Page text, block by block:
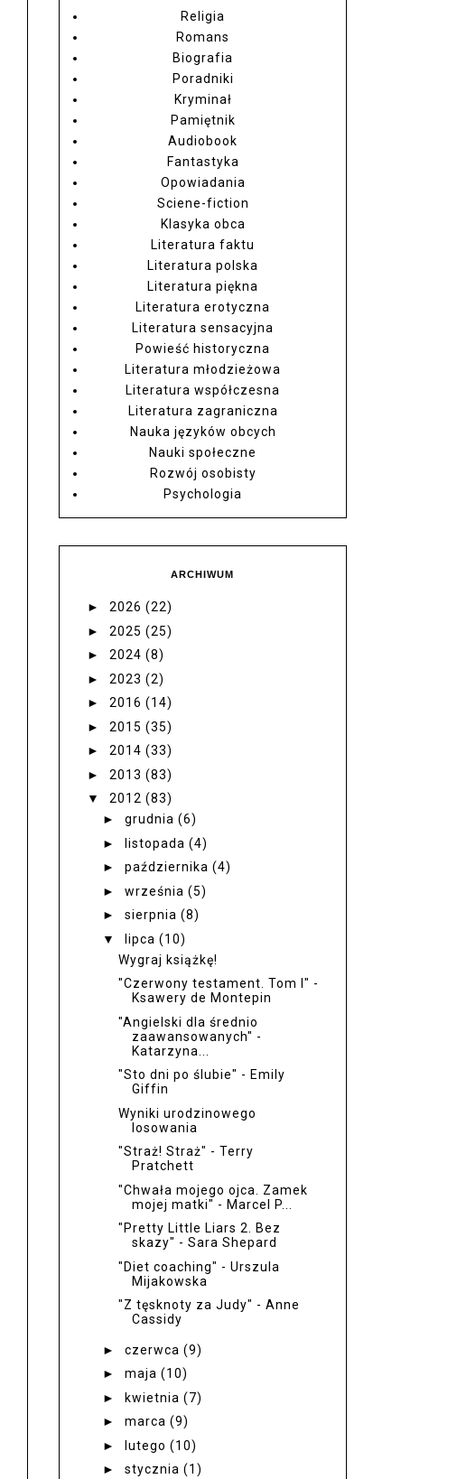
Religia
Romans
Biografia
Poradniki
Kryminał
Pamiętnik
Audiobook
Fantastyka
Opowiadania
Sciene-fiction
Klasyka obca
Literatura faktu
Literatura polska
Literatura piękna
Literatura erotyczna
Literatura sensacyjna
Powieść historyczna
Literatura młodzieżowa
Literatura współczesna
Literatura zagraniczna
Nauka języków obcych
Nauki społeczne
Rozwój osobisty
Psychologia
ARCHIWUM
► 2026 (22)
► 2025 (25)
► 2024 (8)
► 2023 (2)
► 2016 (14)
► 2015 (35)
► 2014 (33)
► 2013 (83)
▼ 2012 (83)
► grudnia (6)
►
listopada (4)
► października (4)
► września (5)
► sierpnia (8)
▼
lipca (10)
Wygraj książkę!
"Czerwony testament. Tom I" -
Ksawery de Montepin
"Angielski dla średnio
zaawansowanych" -
Katarzyna...
"Sto dni po ślubie" - Emily
Giffin
Wyniki urodzinowego
losowania
"Straż! Straż" - Terry
Pratchett
"Chwała mojego ojca. Zamek
mojej matki" - Marcel P...
"Pretty Little Liars 2. Bez
skazy" - Sara Shepard
"Diet coaching" - Urszula
Mijakowska
"Z tęsknoty za Judy" - Anne
Cassidy
► czerwca (9)
► maja (10)
►
kwietnia (7)
► marca (9)
►
lutego (10)
► stycznia (1)